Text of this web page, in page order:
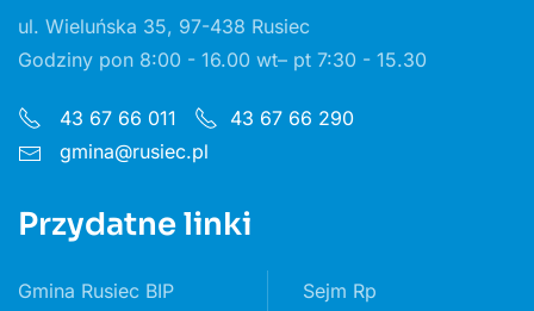
ul. Wieluńska 35, 97-438 Rusiec
Godziny pon 8:00 - 16.00 wt– pt 7:30 - 15.30
43 67 66 011
43 67 66 290
gmina@rusiec.pl
Przydatne linki
Gmina Rusiec BIP
Sejm Rp